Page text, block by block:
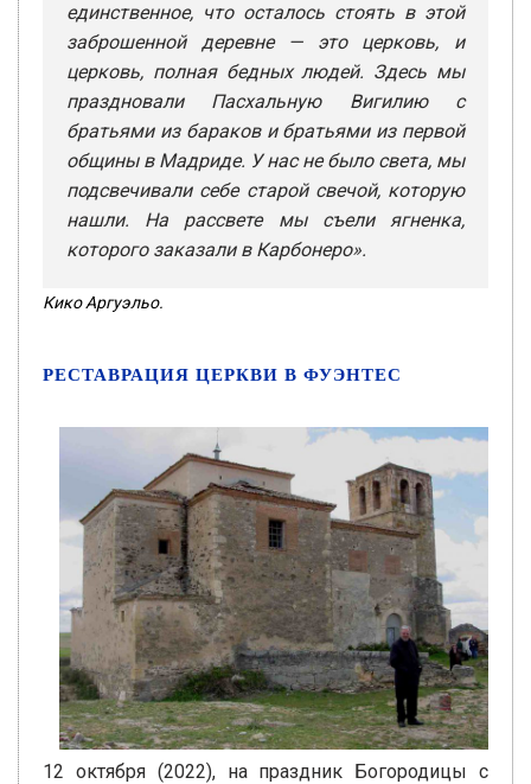
единственное, что осталось стоять в этой
заброшенной деревне — это церковь, и
церковь, полная бедных людей. Здесь мы
праздновали Пасхальную Вигилию с
братьями из бараков и братьями из первой
общины в Мадриде. У нас не было света, мы
подсвечивали себе старой свечой, которую
нашли. На рассвете мы съели ягненка,
которого заказали в Карбонеро».
Кико Аргуэльо.
РЕСТАВРАЦИЯ ЦЕРКВИ В ФУЭНТЕС
12 октября (2022), на праздник Богородицы c